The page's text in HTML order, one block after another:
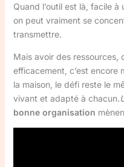
Quand l’outil est là, facile
on peut vraiment se
transmettre.
Mais avoir des ressources,
efficacement, c’est encore
la maison, le défi reste le
vivant et adapté à chacun.
bonne organisation